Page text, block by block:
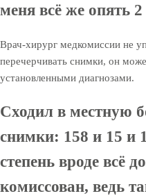
меня всё же опять
Врач-хирург медкомиссии не
перечерчивать снимки, он
установленными диагнозами.
Сходил в местную
снимки: 158 и 15 и
степень вроде всё
комиссован, ведь